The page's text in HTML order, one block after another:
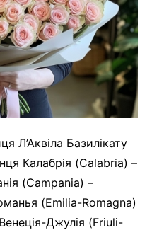
Л’Аквіла Базилікату
Калабрія (Calabria) –
(Campania) –
(Emilia-Romagna)
Джулія (Friuli-